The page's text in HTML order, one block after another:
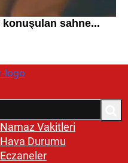
Namaz Vakitleri
Hava Durumu
Eczaneler